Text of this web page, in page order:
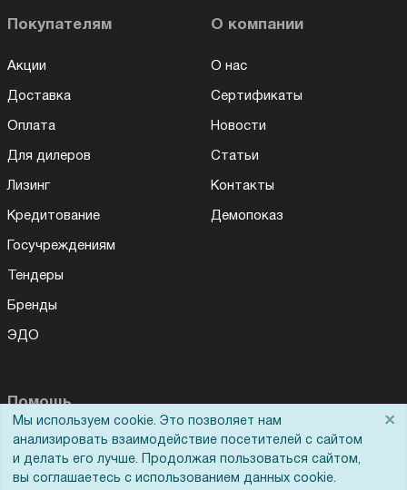
Покупателям
Акции
Доставка
Оплата
Для дилеров
Лизинг
Кредитование
Госучреждениям
Тендеры
Бренды
ЭДО
О компании
О нас
Сертификаты
Новости
Статьи
Контакты
Демопоказ
Помощь
Вопрос-ответ
Реквизиты
Мы используем cookie. Это позволяет нам
анализировать взаимодействие посетителей с сайтом
и делать его лучше. Продолжая пользоваться сайтом,
вы соглашаетесь с использованием данных cookie.
×